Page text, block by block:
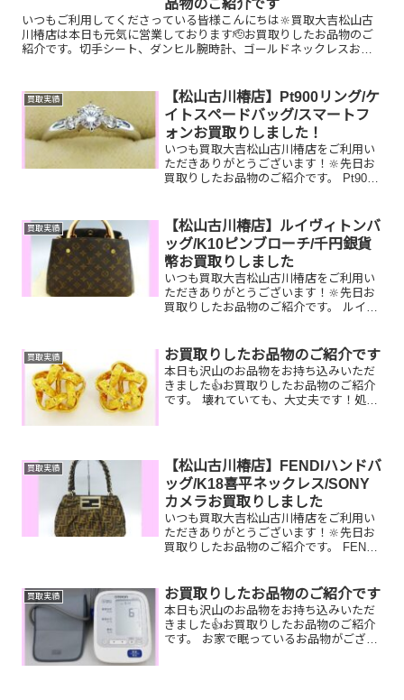
品物のご紹介です
いつもご利用してくださっている皆様こんにちは🔆買取大吉松山古
川椿店は本日も元気に営業しております🫡お買取りしたお品物のご
紹介です。切手シート、ダンヒル腕時計、ゴールドネックレスお家
買取実績
【松山古川椿店】Pt900リング/ケ
イトスペードバッグ/スマートフ
ォンお買取りしました！
いつも買取大吉松山古川椿店をご利用い
ただきありがとうございます！🔆先日お
買取りしたお品物のご紹介です。 Pt900
るお品物はございませんか？そのお品物
ぜひ！買取大吉...
買取実績
【松山古川椿店】ルイヴィトンバ
ッグ/K10ピンブローチ/千円銀貨
幣お買取りしました
いつも買取大吉松山古川椿店をご利用い
ただきありがとうございます！🔆先日お
買取りしたお品物のご紹介です。 ルイヴ
眠っているお品物はございませんか？ぜ
ひ買取大吉松山古...
買取実績 お買取りしたお品物のご紹介です
本日も沢山のお品物をお持ち込みいただ
きました👍お買取りしたお品物のご紹介
です。 壊れていても、大丈夫です！処分
イベント開催中です👌1...
買取実績
【松山古川椿店】FENDIハンドバ
ッグ/K18喜平ネックレス/SONY
カメラお買取りしました
いつも買取大吉松山古川椿店をご利用い
ただきありがとうございます！🔆先日お
買取りしたお品物のご紹介です。 FENDI
ませんか？ぜひ買取大吉松山古川椿店に
お査定させ...
買取実績 お買取りしたお品物のご紹介です
本日も沢山のお品物をお持ち込みいただ
きました👍お買取りしたお品物のご紹介
です。 お家で眠っているお品物がござい